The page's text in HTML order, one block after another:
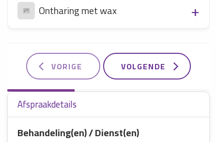
Ontharing met wax
VORIGE VOLGENDE
Afspraakdetails
Behandeling(en) / Dienst(en)